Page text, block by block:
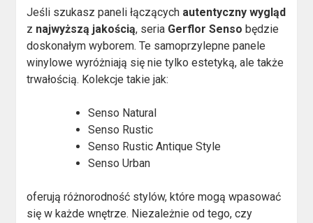
Jeśli szukasz paneli łączących autentyczny wygląd
z najwyższą jakością, seria Gerflor Senso będzie
doskonałym wyborem. Te samoprzylepne panele
winylowe wyróżniają się nie tylko estetyką, ale także
trwałością. Kolekcje takie jak:
Senso Natural
Senso Rustic
Senso Rustic Antique Style
Senso Urban
oferują różnorodność stylów, które mogą wpasować
się w każde wnętrze. Niezależnie od tego, czy